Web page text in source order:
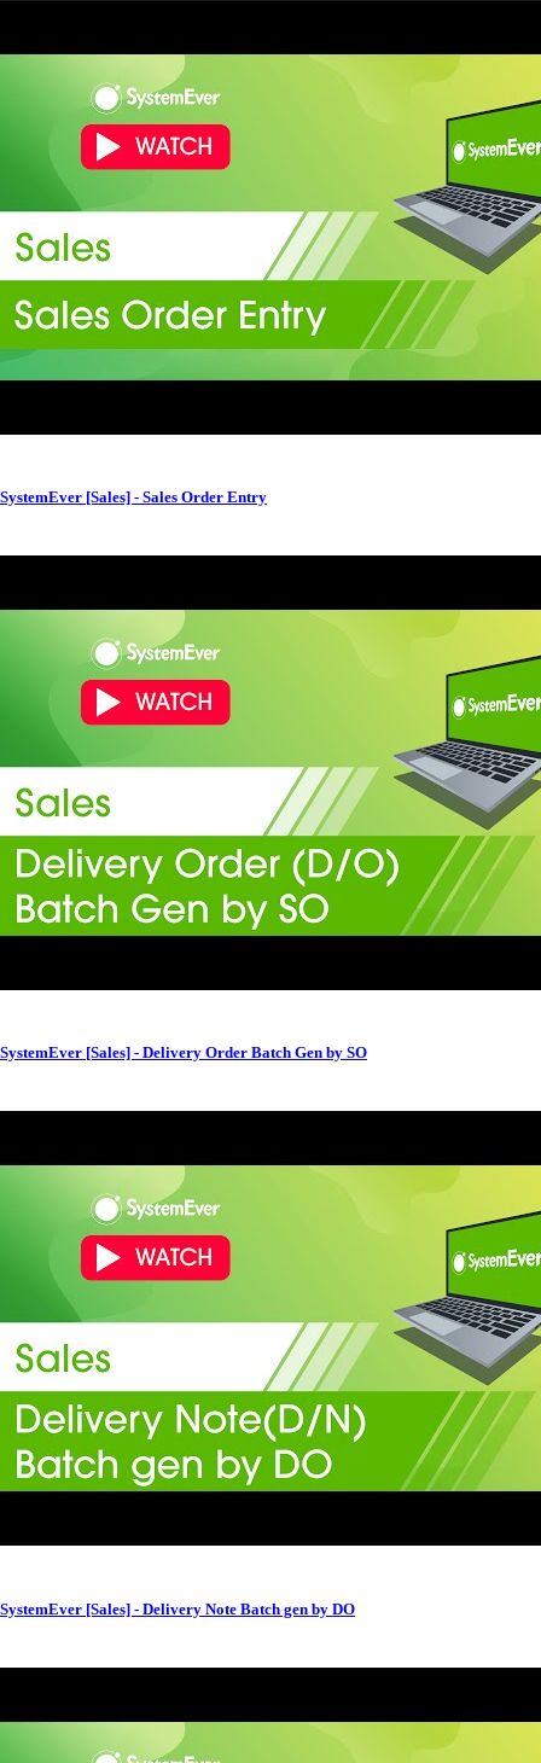
SystemEver [Sales] - Sales Order Entry
SystemEver [Sales] - Delivery Order Batch Gen by SO
SystemEver [Sales] - Delivery Note Batch gen by DO